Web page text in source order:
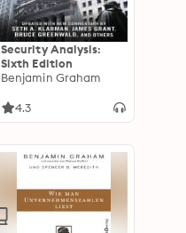
Security Analysis:
Sixth Edition
Benjamin Graham
4.3